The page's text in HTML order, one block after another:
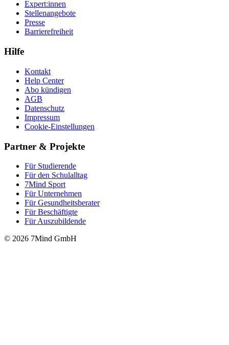
Expert:innen
Stellenangebote
Presse
Barrierefreiheit
Hilfe
Kontakt
Help Center
Abo kündigen
AGB
Datenschutz
Impressum
Cookie-Einstellungen
Partner & Projekte
Für Stu­die­rende
Für den Schulalltag
7Mind Sport
Für Unter­neh­men
Für Gesund­heits­be­ra­ter
Für Beschäftigte
Für Auszubildende
© 2026 7Mind GmbH